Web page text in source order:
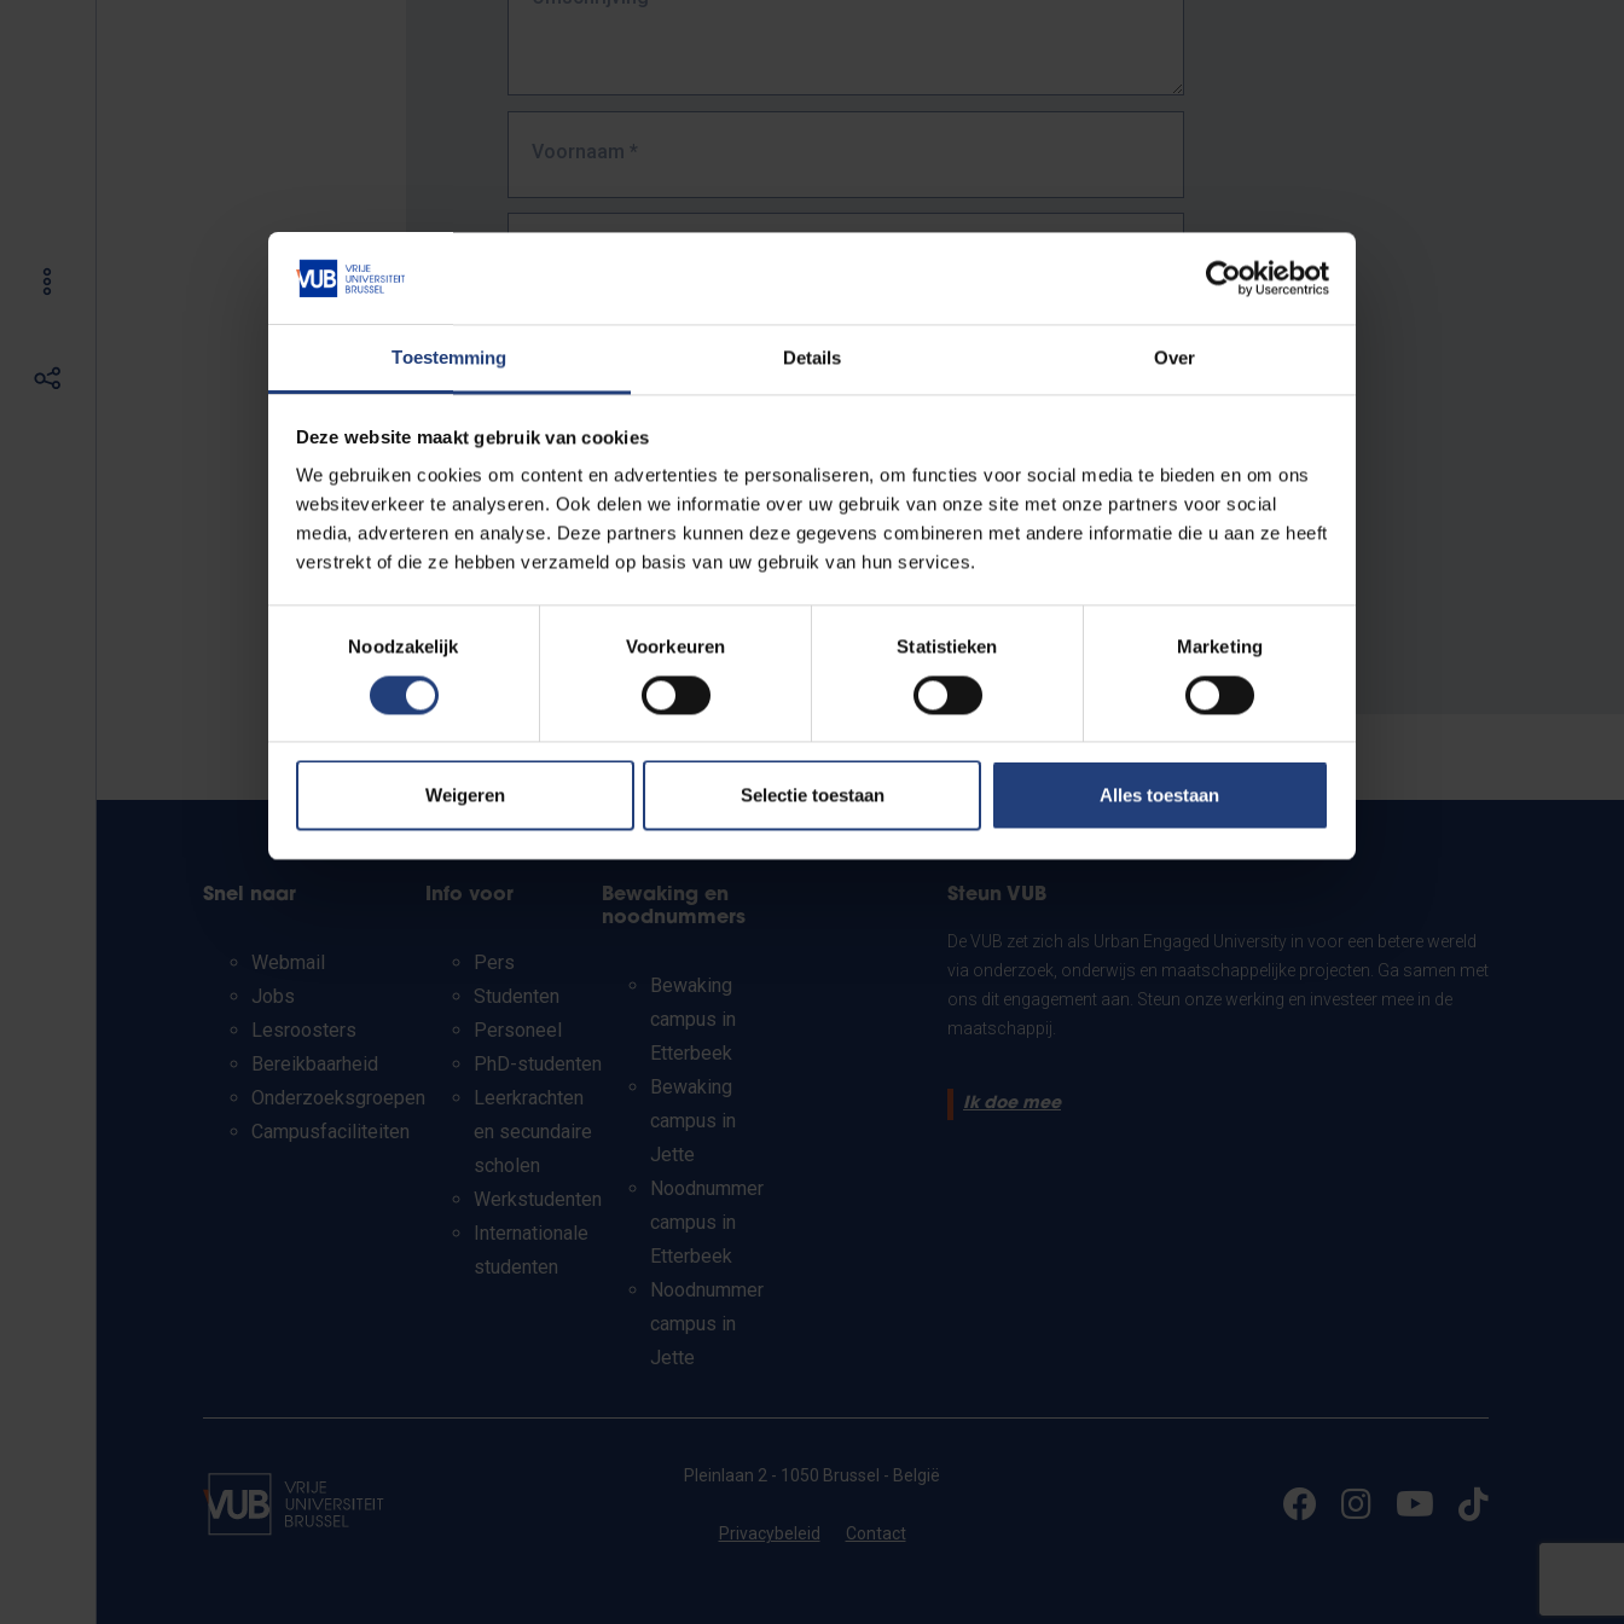
Toestemming Details Over
Deze website maakt gebruik van cookies
We gebruiken cookies om content en advertenties te personaliseren, om functies voor social media te bieden en om ons
websiteverkeer te analyseren. Ook delen we informatie over uw gebruik van onze site met onze partners voor social
media, adverteren en analyse. Deze partners kunnen deze gegevens combineren met andere informatie die u aan ze heeft
verstrekt of die ze hebben verzameld op basis van uw gebruik van hun services.
Noodzakelijk
Voorkeuren Statistieken Marketing
Weigeren Selectie toestaan Alles toestaan
Voornaam *
URL*
De volledige URL van de pagina waar je de fout zag.
Bv. https://www.vub.be/nl/studeren-aan-de-vub/alle-opleidingen
Snel naar
Webmail
Jobs
Lesroosters
Bereikbaarheid
Onderzoeksgroepen
Campusfaciliteiten
Info voor
Pers
Studenten
Personeel
PhD-studenten
Leerkrachten
en secundaire
scholen
Werkstudenten
Internationale
studenten
Bewaking en
noodnummers
Bewaking
campus in
Etterbeek
Bewaking
campus in
Jette
Noodnummer
campus in
Etterbeek
Noodnummer
campus in
Jette
Steun VUB
De VUB zet zich als Urban Engaged University in voor een betere wereld
via onderzoek, onderwijs en maatschappelijke projecten. Ga samen met
ons dit engagement aan. Steun onze werking en investeer mee in de
maatschappij.
Ik doe mee
Pleinlaan 2 - 1050 Brussel - België
Privacybeleid Contact